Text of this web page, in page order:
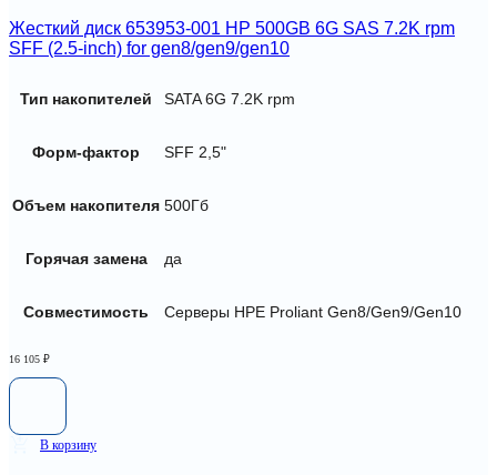
Жесткий диск 653953-001 HP 500GB 6G SAS 7.2K rpm
SFF (2.5-inch) for gen8/gen9/gen10
Тип накопителей SATA 6G 7.2K rpm
Форм-фактор SFF 2,5"
Объем накопителя 500Гб
Горячая замена да
Совместимость Серверы HPE Proliant Gen8/Gen9/Gen10
16 105 ₽
В корзину